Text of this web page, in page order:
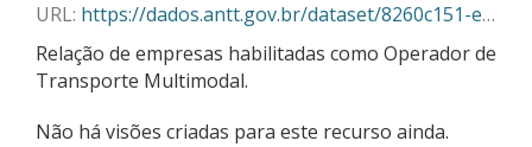
URL: https://dados.antt.gov.br/dataset/8260c151-edaa-4620-82d6-cf2080374e63/resource/0eff1142-6b3c-4636-92c9-021485ba7862/download/operador_transporte_multimodal.json
Relação de empresas habilitadas como Operador de
Transporte Multimodal.
Não há visões criadas para este recurso ainda.